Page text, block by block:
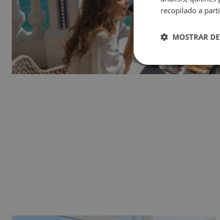
Magic Natura Animal & Waterpark Polynesian Lodge Resort
Magic Rock Gardens Hotel
Hotel Villa España
Villa Venecia Hotel Boutique
Hotel Villa del Mar
Magic Cristal Park
recopilado a
MOSTRAR